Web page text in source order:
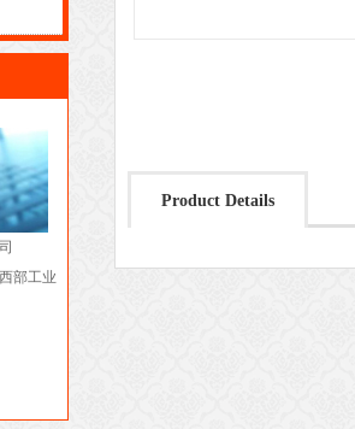
Product Details
部工业